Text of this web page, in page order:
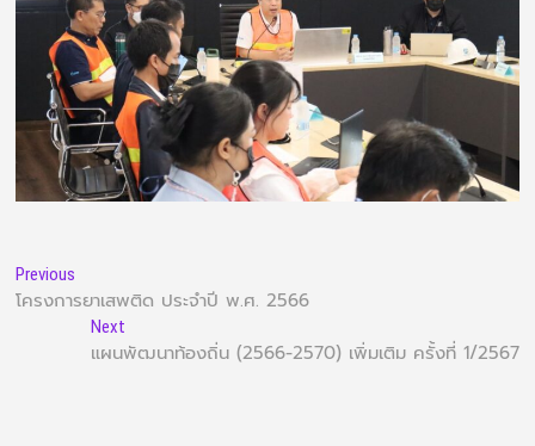
Previous
โครงการยาเสพติด ประจำปี พ.ศ. 2566
Next
แผนพัฒนาท้องถิ่น (2566-2570) เพิ่มเติม ครั้งที่ 1/2567